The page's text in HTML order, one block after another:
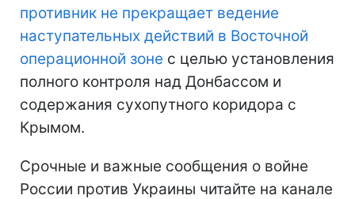
противник не прекращает ведение
наступательных действий в Восточной
операционной зоне с целью установления
полного контроля над Донбассом и
содержания сухопутного коридора с
Крымом.
Срочные и важные сообщения о войне
России против Украины читайте на канале